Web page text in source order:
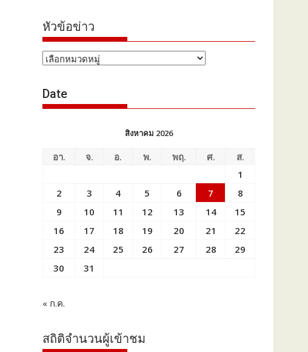
หัวข้อข่าว
หัวข้อ
Date
สิงหาคม 2026
อา. จ. อ. พ. พฤ. ศ.
ส.
1
2
3 4 5 6 7
8
9
10 11 12 13 14
15
16
17 18 19 20 21
22
23
24 25 26 27 28
29
30
31
« ก.ค.
สถิติจำนวนผู้เข้าชม